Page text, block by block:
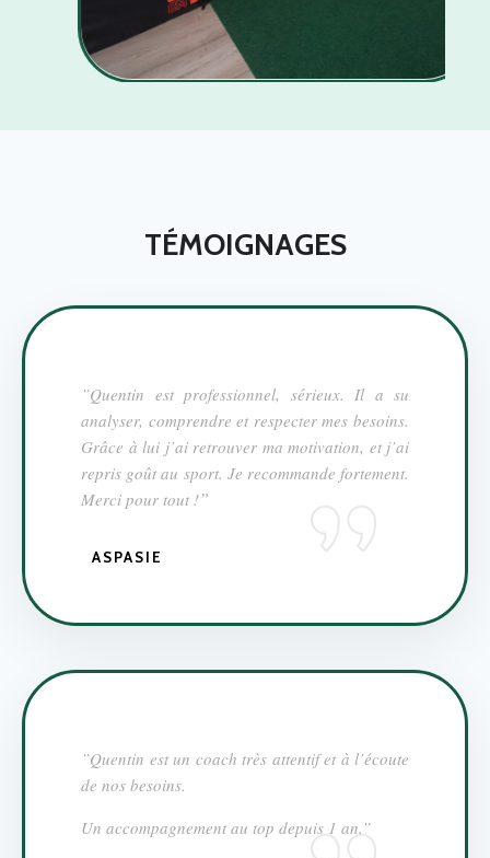
TÉMOIGNAGES
”Quentin est professionnel, sérieux. Il a su
analyser, comprendre et respecter mes besoins.
Grâce à lui j’ai retrouver ma motivation, et j’ai
repris goût au sport. Je recommande fortement.
Merci pour tout !”
ASPASIE
”Quentin est un coach très attentif et à l’écoute
de nos besoins.
Un accompagnement au top depuis 1 an.”